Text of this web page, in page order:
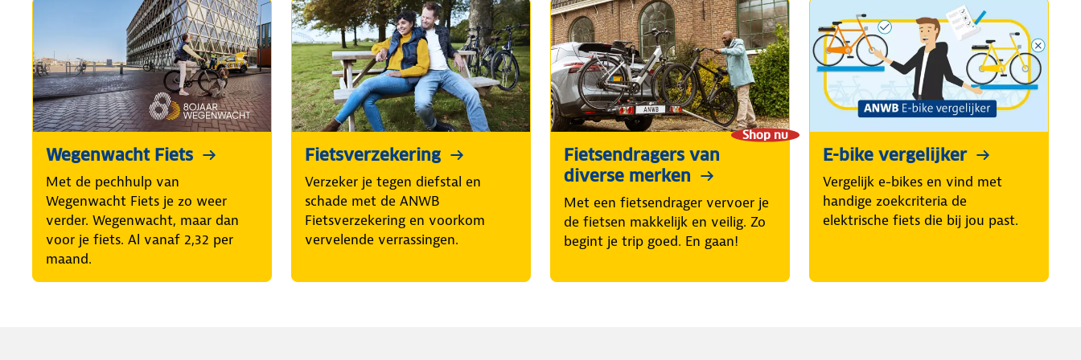
Wegenwacht Fiets
Met de pechhulp van
Wegenwacht Fiets je zo weer
verder. Wegenwacht, maar dan
voor je fiets. Al vanaf 2,32 per
maand.
Fietsverzekering
Verzeker je tegen diefstal en
schade met de ANWB
Fietsverzekering en voorkom
vervelende verrassingen.
Shop nu
Fietsendragers van
diverse merken
Met een fietsendrager vervoer je
de fietsen makkelijk en veilig. Zo
begint je trip goed. En gaan!
E-bike vergelijker
Vergelijk e-bikes en vind met
handige zoekcriteria de
elektrische fiets die bij jou past.